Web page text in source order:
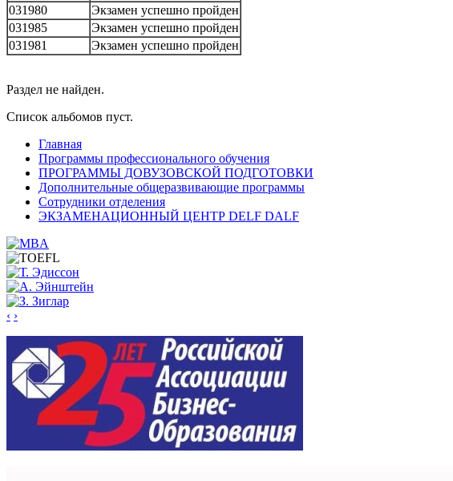
031980
Экзамен успешно пройден
031985
Экзамен успешно пройден
031981
Экзамен успешно пройден
Раздел не найден.
Список альбомов пуст.
Главная
Программы профессионального обучения
ПРОГРАММЫ ДОВУЗОВСКОЙ ПОДГОТОВКИ
Дополнительные общеразвивающие программы
Сотрудники отделения
ЭКЗАМЕНАЦИОННЫЙ ЦЕНТР DELF DALF
‹ ›